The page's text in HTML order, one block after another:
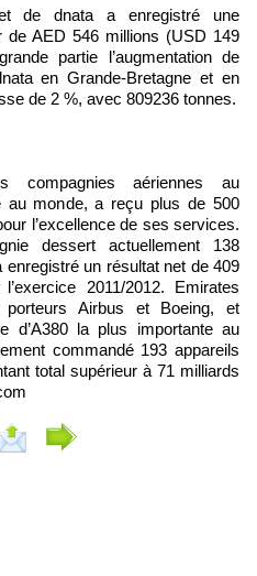
de dnata a enregistré une
AED 546 millions (USD 149
partie l’augmentation de
en Grande-Bretagne et en
de 2 %, avec 809236 tonnes.
compagnies aériennes au
au monde, a reçu plus de 500
l’excellence de ses services.
dessert actuellement 138
un résultat net de 409
2011/2012. Emirates
Airbus et Boeing, et
d’A380 la plus importante au
commandé 193 appareils
total supérieur à 71 milliards